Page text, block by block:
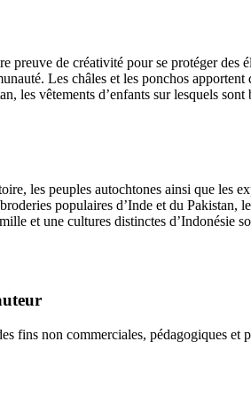
preuve de créativité pour se protéger des
Les châles et les ponchos
les vêtements d’enfants sur lesquels
les peuples autochtones ainsi que les
populaires d’Inde et du
et une cultures distinctes d’Indonésie
fins non commerciales, pédagogiques